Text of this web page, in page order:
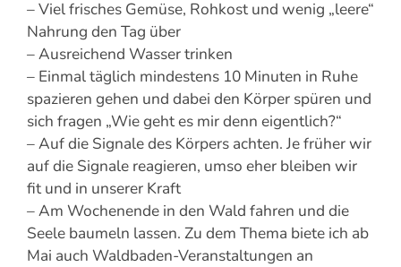
– Viel frisches Gemüse, Rohkost und wenig „leere“
Nahrung den Tag über
– Ausreichend Wasser trinken
– Einmal täglich mindestens 10 Minuten in Ruhe
spazieren gehen und dabei den Körper spüren und
sich fragen „Wie geht es mir denn eigentlich?“
– Auf die Signale des Körpers achten. Je früher wir
auf die Signale reagieren, umso eher bleiben wir
fit und in unserer Kraft
– Am Wochenende in den Wald fahren und die
Seele baumeln lassen. Zu dem Thema biete ich ab
Mai auch Waldbaden-Veranstaltungen an